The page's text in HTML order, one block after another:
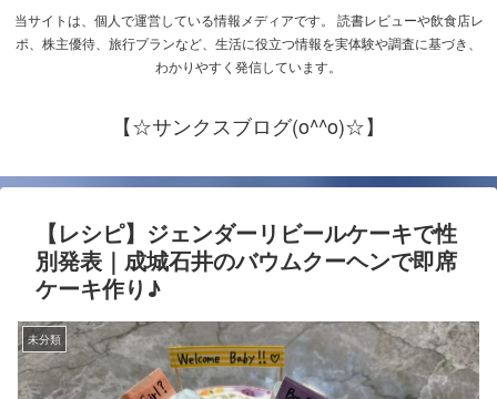
当サイトは、個人で運営している情報メディアです。 読書レビューや飲食店レ
ポ、株主優待、旅行プランなど、生活に役立つ情報を実体験や調査に基づき、
わかりやすく発信しています。
【☆サンクスブログ(o^^o)☆】
【レシピ】ジェンダーリビールケーキで性
別発表｜成城石井のバウムクーヘンで即席
ケーキ作り♪
未分類